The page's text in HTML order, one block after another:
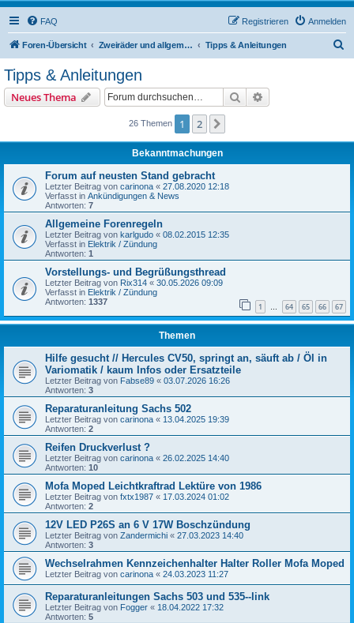
FAQ Anmelden
Registrieren
Foren-Übersicht Zweiräder und allgemeine Themen Tipps & Anleitungen
Tipps & Anleitungen
Neues Thema Suche
26 Themen 1 2
Bekanntmachungen
Forum auf neusten Stand gebracht
Letzter Beitrag von carinona « 27.08.2020 12:18
Verfasst in Ankündigungen & News
Antworten: 7
Allgemeine Forenregeln
Letzter Beitrag von karlgudo « 08.02.2015 12:35
Verfasst in Elektrik / Zündung
Antworten: 1
Vorstellungs- und Begrüßungsthread
Letzter Beitrag von Rix314 « 30.05.2026 09:09
Verfasst in Elektrik / Zündung
Antworten: 1337 1 … 64 65 66 67
Themen
Hilfe gesucht // Hercules CV50, springt an, säuft ab / Öl in
Variomatik / kaum Infos oder Ersatzteile
Letzter Beitrag von Fabse89 « 03.07.2026 16:26
Antworten: 3
Reparaturanleitung Sachs 502
Letzter Beitrag von carinona « 13.04.2025 19:39
Antworten: 2
Reifen Druckverlust ?
Letzter Beitrag von carinona « 26.02.2025 14:40
Antworten: 10
Mofa Moped Leichtkraftrad Lektüre von 1986
Letzter Beitrag von fxtx1987 « 17.03.2024 01:02
Antworten: 2
12V LED P26S an 6 V 17W Boschzündung
Letzter Beitrag von Zandermichi « 27.03.2023 14:40
Antworten: 3
Wechselrahmen Kennzeichenhalter Halter Roller Mofa Moped
Letzter Beitrag von carinona « 24.03.2023 11:27
Reparaturanleitungen Sachs 503 und 535--link
Letzter Beitrag von Fogger « 18.04.2022 17:32
Antworten: 5